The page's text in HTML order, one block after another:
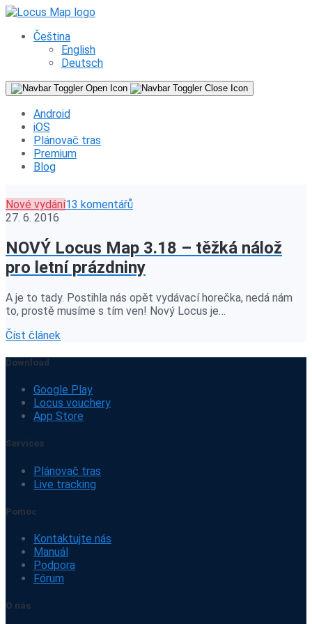
Čeština
English
Deutsch
Android
iOS
Plánovač tras
Premium
Blog
Nové vydání13 komentářů
27. 6. 2016
NOVÝ Locus Map 3.18 – těžká nálož
pro letní prázdniny
A je to tady. Postihla nás opět vydávací horečka, nedá nám
to, prostě musíme s tím ven! Nový Locus je…
Číst článek
Download
Google Play
Locus vouchery
App Store
Services
Plánovač tras
Live tracking
Pomoc
Kontaktujte nás
Manuál
Podpora
Fórum
O nás